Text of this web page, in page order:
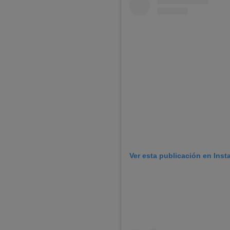
Ver esta publicación en